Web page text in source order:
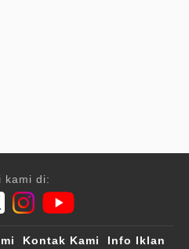
kami di:
Kontak Kami
Info Iklan